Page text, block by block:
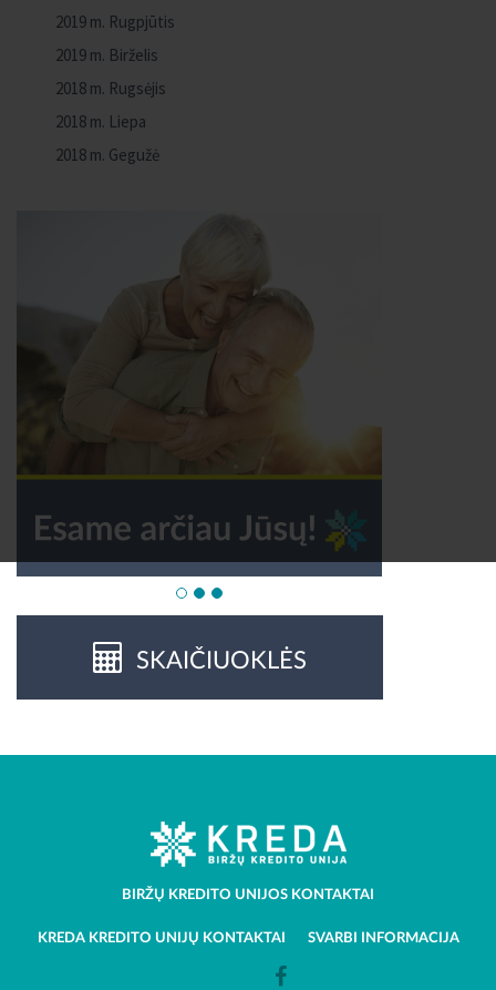
2019 m. Rugpjūtis
2019 m. Birželis
2018 m. Rugsėjis
2018 m. Liepa
2018 m. Gegužė
SKAIČIUOKLĖS
BIRŽŲ KREDITO UNIJOS KONTAKTAI
KREDA KREDITO UNIJŲ KONTAKTAI SVARBI INFORMACIJA